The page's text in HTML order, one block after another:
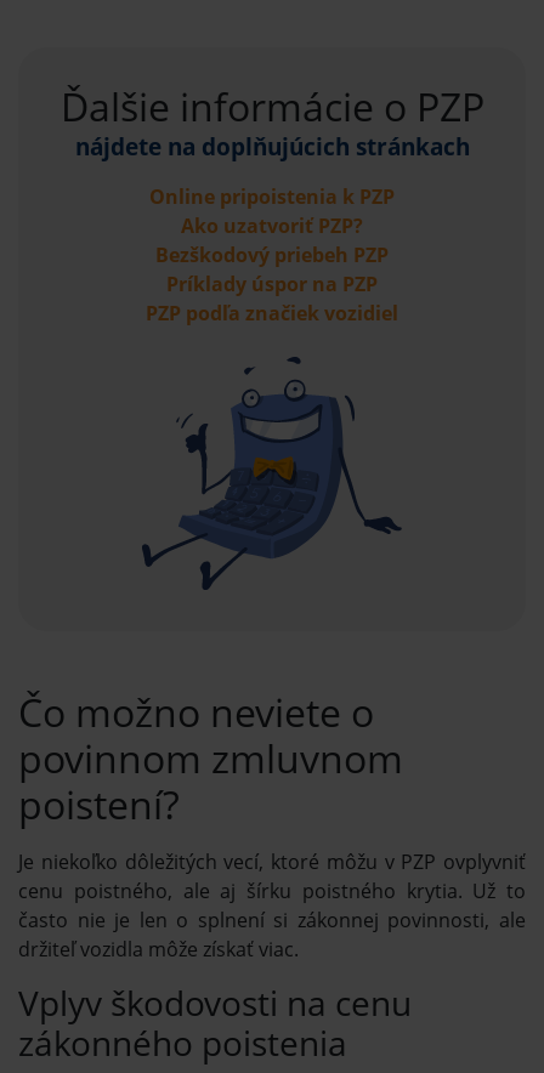
Ďalšie informácie o PZP
nájdete na doplňujúcich stránkach
Online pripoistenia k PZP
Ako uzatvoriť PZP?
Bezškodový priebeh PZP
Príklady úspor na PZP
PZP podľa značiek vozidiel
Čo možno neviete o
povinnom zmluvnom
poistení?
Je niekoľko dôležitých vecí, ktoré môžu v PZP ovplyvniť
cenu poistného, ale aj šírku poistného krytia. Už to
často nie je len o splnení si zákonnej povinnosti, ale
držiteľ vozidla môže získať viac.
Vplyv škodovosti na cenu
zákonného poistenia